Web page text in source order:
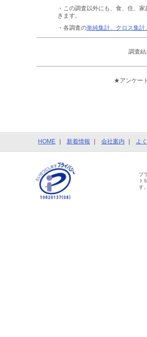
・この調査以外にも、食、住、
きます。
・各調査の単純集計、クロス集計
調査
★アンケー
HOME 新着情報 会社案内 よ
プ
ト
す。